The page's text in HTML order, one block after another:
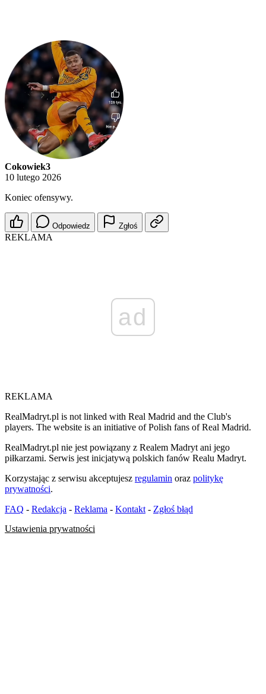
Cokowiek3
10 lutego 2026
Koniec ofensywy.
Odpowiedz Zgłoś
REKLAMA
ad
REKLAMA
RealMadryt.pl is not linked with Real Madrid and the Club's
players. The website is an initiative of Polish fans of Real Madrid.
RealMadryt.pl nie jest powiązany z Realem Madryt ani jego
piłkarzami. Serwis jest inicjatywą polskich fanów Realu Madryt.
Korzystając z serwisu akceptujesz regulamin oraz politykę
prywatności.
FAQ - Redakcja - Reklama - Kontakt - Zgłoś błąd
Ustawienia prywatności